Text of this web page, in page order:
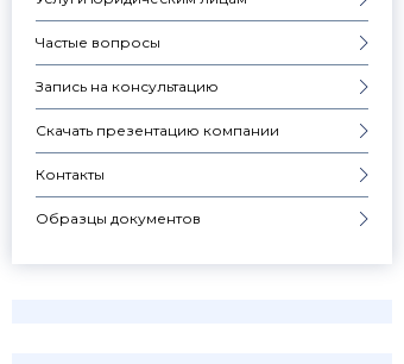
Частые вопросы
Запись на консультацию
Скачать презентацию компании
Контакты
Образцы документов